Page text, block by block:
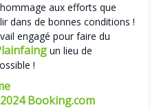
aux efforts que
dans de bonnes conditions !
engagé pour faire du
un lieu de
!
Booking.com